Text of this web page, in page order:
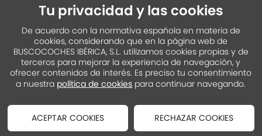
Tu privacidad y las cookies
De acuerdo con la normativa española en materia de
cookies, considerando que en la página web de
BUSCOCOCHES IBÉRICA, S.L. utilizamos cookies propias y de
terceros para mejorar la experiencia de navegación, y
ofrecer contenidos de interés. Es preciso tu consentimiento
a nuestra política de cookies para continuar navegando.
ACEPTAR COOKIES RECHAZAR COOKIES